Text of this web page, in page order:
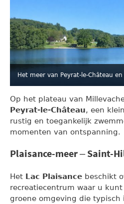
Het meer van Peyrat-le-Château
Op het plateau van
Peyrat-le-Château, een
rustig en toegankelijk
momenten van ontspanning.
Plaisance-meer – Saint-
Het Lac Plaisance beschikt
recreatiecentrum waar u
groene omgeving die typisch